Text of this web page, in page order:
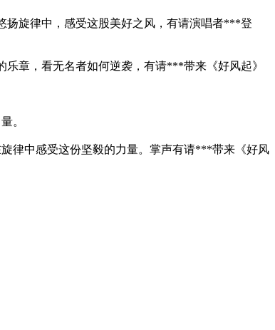
扬旋律中，感受这股美好之风，有请演唱者***登
章，看无名者如何逆袭，有请***带来《好风起》
。
律中感受这份坚毅的力量。掌声有请***带来《好风